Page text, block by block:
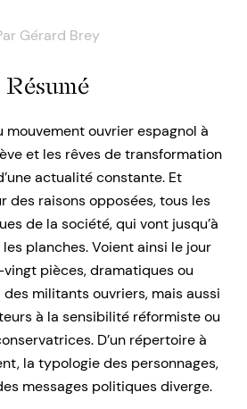
Gérard Brey
Résumé
mouvement ouvrier espagnol à
et les rêves de transformation
actualité constante. Et
des raisons opposées, tous les
de la société, qui vont jusqu’à
planches. Voient ainsi le jour
pièces, dramatiques ou
militants ouvriers, mais aussi
à la sensibilité réformiste ou
D’un répertoire à
la typologie des personnages,
messages politiques diverge.